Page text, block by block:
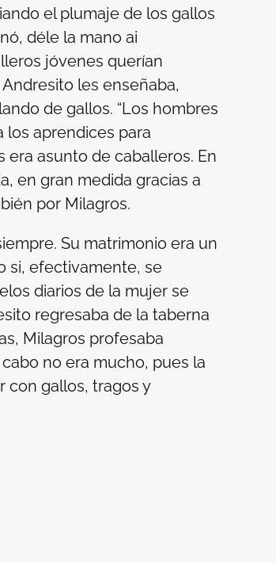
el plumaje de los gallos
déle la mano ai
jóvenes querían
les enseñaba,
de gallos. “Los hombres
los aprendices para
asunto de caballeros. En
en gran medida gracias a
por Milagros.
Su matrimonio era un
si, efectivamente, se
diarios de la mujer se
regresaba de la taberna
Milagros profesaba
no era mucho, pues la
con gallos, tragos y